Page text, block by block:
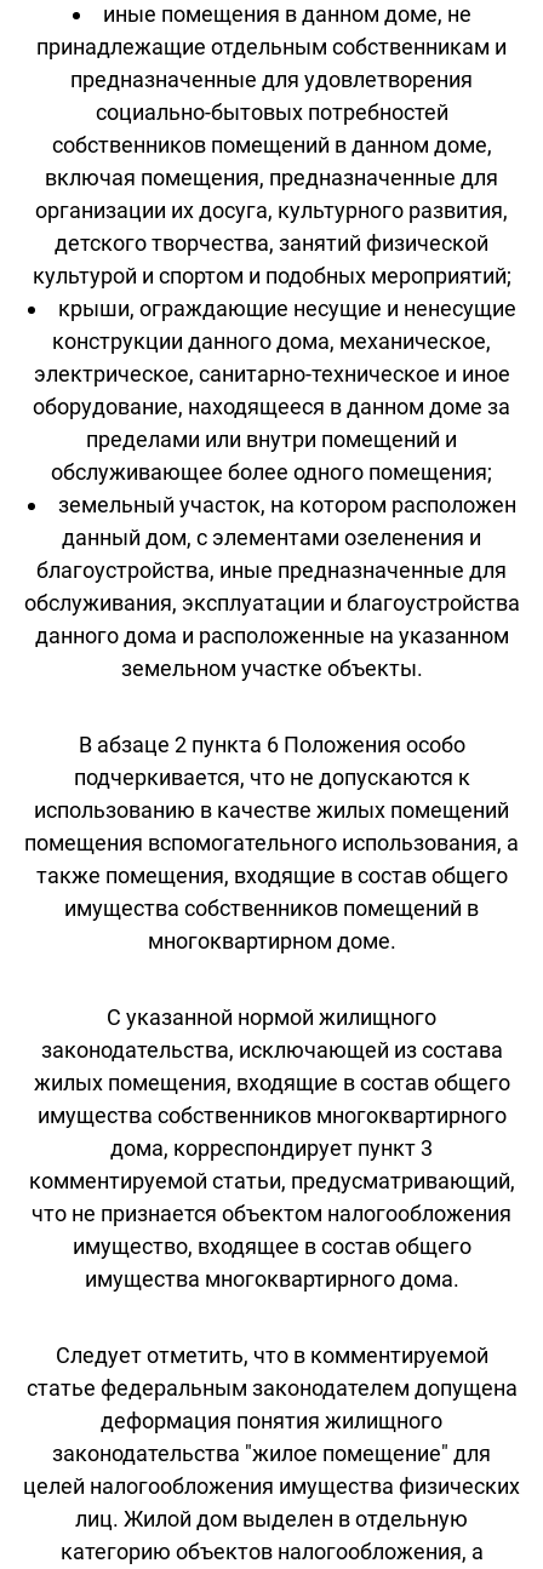
иные помещения в данном доме, не
принадлежащие отдельным собственникам и
предназначенные для удовлетворения
социально-бытовых потребностей
собственников помещений в данном доме,
включая помещения, предназначенные для
организации их досуга, культурного развития,
детского творчества, занятий физической
культурой и спортом и подобных мероприятий;
крыши, ограждающие несущие и ненесущие
конструкции данного дома, механическое,
электрическое, санитарно-техническое и иное
оборудование, находящееся в данном доме за
пределами или внутри помещений и
обслуживающее более одного помещения;
земельный участок, на котором расположен
данный дом, с элементами озеленения и
благоустройства, иные предназначенные для
обслуживания, эксплуатации и благоустройства
данного дома и расположенные на указанном
земельном участке объекты.
В абзаце 2 пункта 6 Положения особо
подчеркивается, что не допускаются к
использованию в качестве жилых помещений
помещения вспомогательного использования, а
также помещения, входящие в состав общего
имущества собственников помещений в
многоквартирном доме.
С указанной нормой жилищного
законодательства, исключающей из состава
жилых помещения, входящие в состав общего
имущества собственников многоквартирного
дома, корреспондирует пункт 3
комментируемой статьи, предусматривающий,
что не признается объектом налогообложения
имущество, входящее в состав общего
имущества многоквартирного дома.
Следует отметить, что в комментируемой
статье федеральным законодателем допущена
деформация понятия жилищного
законодательства "жилое помещение" для
целей налогообложения имущества физических
лиц. Жилой дом выделен в отдельную
категорию объектов налогообложения, а